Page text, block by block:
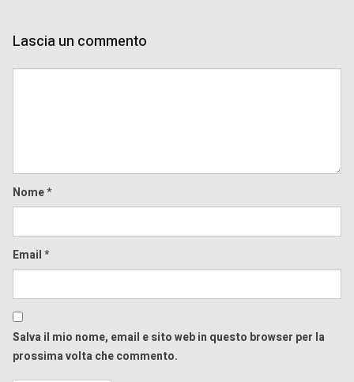
Lascia un commento
Nome*
Email*
Salva il mio nome, email e sito web in questo browser per la
prossima volta che commento.